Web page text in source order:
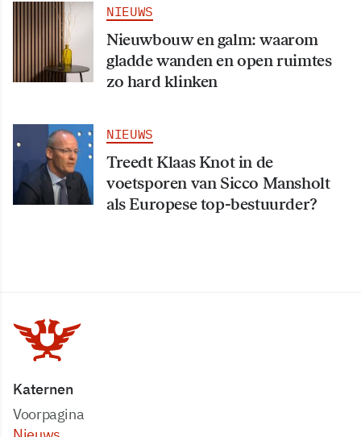
NIEUWS
Nieuwbouw en galm: waarom
gladde wanden en open ruimtes
zo hard klinken
NIEUWS
Treedt Klaas Knot in de
voetsporen van Sicco Mansholt
als Europese top-bestuurder?
Katernen
Voorpagina